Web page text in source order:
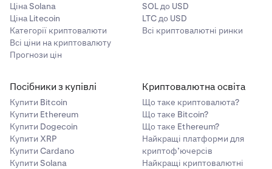
Ціна Solana
Ціна Litecoin
Категорії криптовалюти
Всі ціни на криптовалюту
Прогнози цін
SOL до USD
LTC до USD
Всі криптовалютні ринки
Посібники з купівлі
Купити Bitcoin
Купити Ethereum
Купити Dogecoin
Купити XRP
Купити Cardano
Купити Solana
Криптовалютна освіта
Що таке криптовалюта?
Що таке Bitcoin?
Що таке Ethereum?
Найкращі платформи для
криптоф’ючерсів
Найкращі криптовалютні